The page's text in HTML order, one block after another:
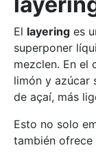
El layering es
superponer
mezclen. En el
limón y azúcar
de açaí, más
Esto no solo
también ofrece